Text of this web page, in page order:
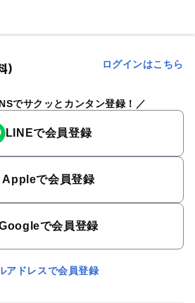
) ログインはこちら
でサクッとカンタン登録！
LINEで会員登録
Appleで会員登録
で会員登録
アドレスで会員登録